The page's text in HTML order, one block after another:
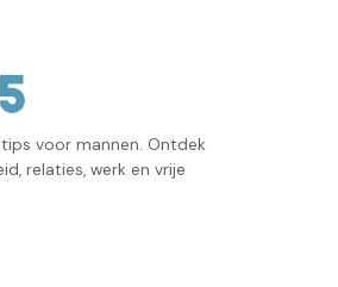
voor mannen. Ontdek
relaties, werk en vrije